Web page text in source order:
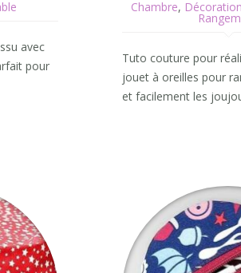
avec
pour
Chambre, Décoration
Tuto couture pour
jouet à oreilles pour
et facilement les